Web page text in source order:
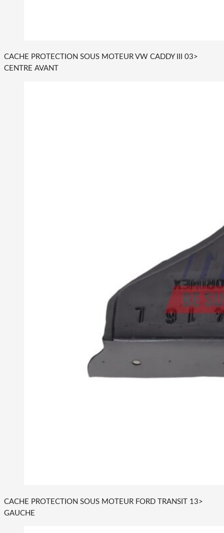
CACHE PROTECTION SOUS MOTEUR VW CADDY III 03>
CENTRE AVANT
CACHE PROTECTION SOUS MOTEUR FORD TRANSIT 13>
GAUCHE